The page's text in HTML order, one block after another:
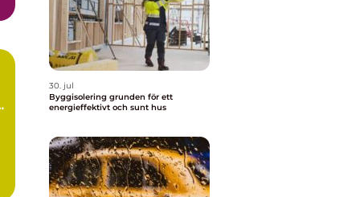
30. jul
Byggisolering grunden för ett
energieffektivt och sunt hus